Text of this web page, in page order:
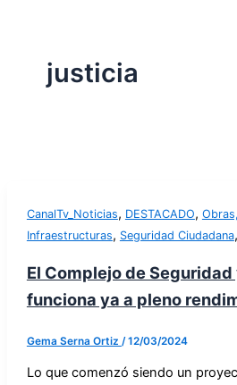
justicia
CanalTv_Noticias, DESTACADO,
Infraestructuras, Seguridad Ciudadana,
El Complejo de
funciona ya a pleno
Gema Serna Ortiz /12/03/2024
Lo que comenzó siendo un